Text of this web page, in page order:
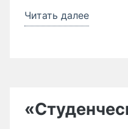
Читать далее
способ